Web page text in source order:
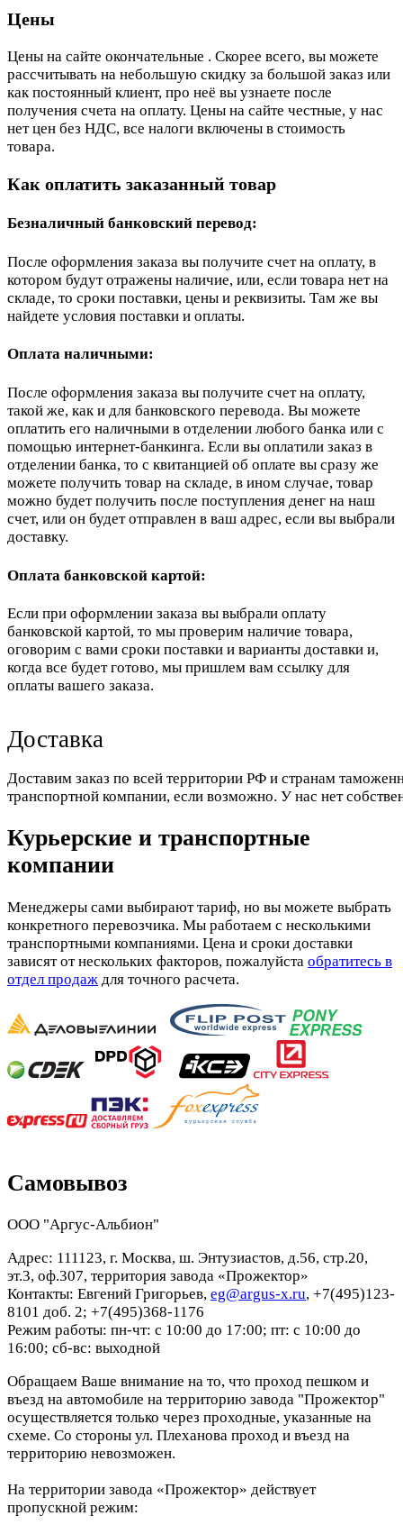
Цены
Цены на сайте окончательные . Скорее всего, вы можете
рассчитывать на небольшую скидку за большой заказ или
как постоянный клиент, про неё вы узнаете после
получения счета на оплату. Цены на сайте честные, у нас
нет цен без НДС, все налоги включены в стоимость
товара.
Как оплатить заказанный товар
Безналичный банковский перевод:
После оформления заказа вы получите счет на оплату, в
котором будут отражены наличие, или, если товара нет на
складе, то сроки поставки, цены и реквизиты. Там же вы
найдете условия поставки и оплаты.
Оплата наличными:
После оформления заказа вы получите счет на оплату,
такой же, как и для банковского перевода. Вы можете
оплатить его наличными в отделении любого банка или с
помощью интернет-банкинга. Если вы оплатили заказ в
отделении банка, то с квитанцией об оплате вы сразу же
можете получить товар на складе, в ином случае, товар
можно будет получить после поступления денег на наш
счет, или он будет отправлен в ваш адрес, если вы выбрали
доставку.
Оплата банковской картой:
Если при оформлении заказа вы выбрали оплату
банковской картой, то мы проверим наличие товара,
оговорим с вами сроки поставки и варианты доставки и,
когда все будет готово, мы пришлем вам ссылку для
оплаты вашего заказа.
Доставка
Доставим заказ по всей территории РФ и странам
транспортной компании, если возможно. У нас нет
Курьерские и транспортные
компании
Менеджеры сами выбирают тариф, но вы можете выбрать
конкретного перевозчика. Мы работаем с несколькими
транспортными компаниями. Цена и сроки доставки
зависят от нескольких факторов, пожалуйста обратитесь в
отдел продаж для точного расчета.
Самовывоз
ООО "Аргус-Альбион"
Адрес: 111123, г. Москва, ш. Энтузиастов, д.56, стр.20,
эт.3, оф.307, территория завода «Прожектор»
Контакты: Евгений Григорьев, eg@argus-x.ru, +7(495)123-
8101 доб. 2; +7(495)368-1176
Режим работы: пн-чт: с 10:00 до 17:00; пт: с 10:00 до
16:00; сб-вс: выходной
Обращаем Ваше внимание на то, что проход пешком и
въезд на автомобиле на территорию завода "Прожектор"
осуществляется только через проходные, указанные на
схеме. Со стороны ул. Плеханова проход и въезд на
территорию невозможен.
На территории завода «Прожектор» действует
пропускной режим: